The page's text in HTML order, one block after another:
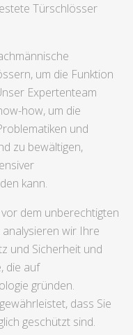
Türschlösser
um die Funktion
Expertenteam
how, um die
und
zu bewältigen,
kann.
dem unberechtigten
wir Ihre
und Sicherheit und
die auf
gründen.
dass Sie
geschützt sind.